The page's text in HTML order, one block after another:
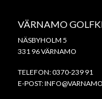
VÄRNAMO
NÄSBYHOLM 5
331 96 VÄRNAMO
TELEFON:0370-239 91
E-POST: